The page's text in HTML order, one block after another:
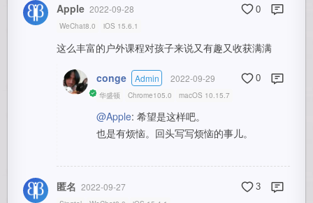
Apple 2022-09-28 0
WeChat8.0 iOS 15.6.1
这么丰富的户外课程对孩子来说又有趣又收获满满
conge Admin 2022-09-29 0
华盛顿 Chrome105.0 macOS 10.15.7
@Apple: 希望是这样吧。
也是有烦恼。回头写写烦恼的事儿。
匿名 2022-09-27 3